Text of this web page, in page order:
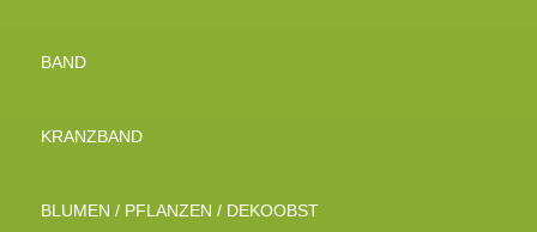
BAND
KRANZBAND
BLUMEN / PFLANZEN / DEKOOBST